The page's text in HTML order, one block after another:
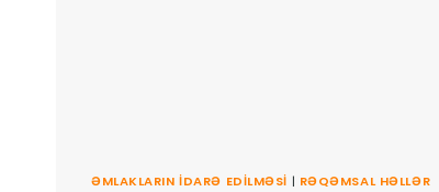
ƏMLAKLARIN IDARƏ EDILMƏSI | RƏQƏMSAL HƏLLƏR